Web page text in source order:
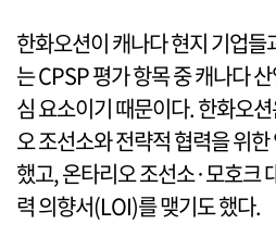
한화오션이 캐나다 현지 기업
는 CPSP 평가 항목 중 캐나다
심 요소이기 때문이다. 한화오
오 조선소와 전략적 협력을 위
했고, 온타리오 조선소·모호크
력 의향서(LOI)를 맺기도 했다.